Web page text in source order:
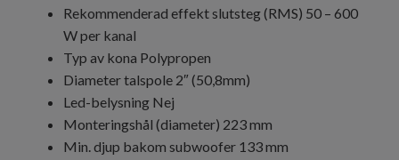
Rekommenderad effekt slutsteg (RMS) 50 – 600
W per kanal
Typ av kona Polypropen
Diameter talspole 2″ (50,8mm)
Led-belysning Nej
Monteringshål (diameter) 223 mm
Min. djup bakom subwoofer 133 mm